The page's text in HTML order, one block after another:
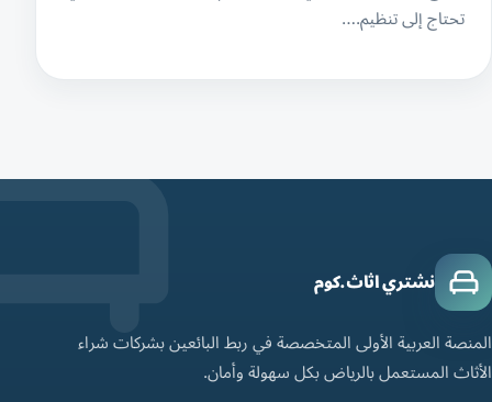
تحتاج إلى تنظيم.…
نشتري اثاث.كوم
المنصة العربية الأولى المتخصصة في ربط البائعين بشركات شراء
الأثاث المستعمل بالرياض بكل سهولة وأمان.